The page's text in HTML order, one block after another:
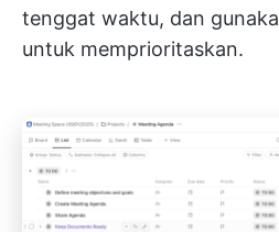
tenggat waktu, dan
untuk memprioritaskan.